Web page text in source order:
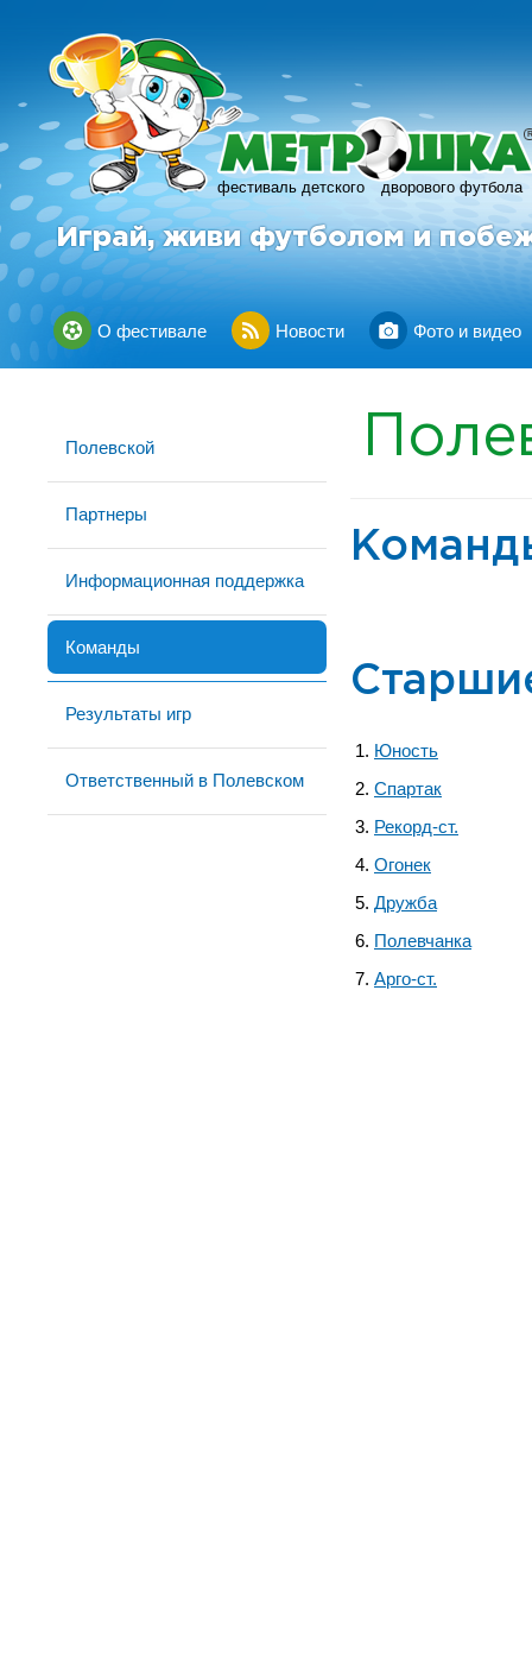
фестиваль детского дворового футбола
R
Играй, живи футболом и
О фестивале Новости Фото и видео
Полевской
Партнеры
Информационная поддержка
Команды
Результаты игр
Ответственный в Полевском
Юность
Спартак
Рекорд-ст.
Огонек
Дружба
Полевчанка
Арго-ст.